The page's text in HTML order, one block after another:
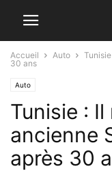
Accueil Auto
30 ans
Auto
Tunisie :
ancienne
après 30